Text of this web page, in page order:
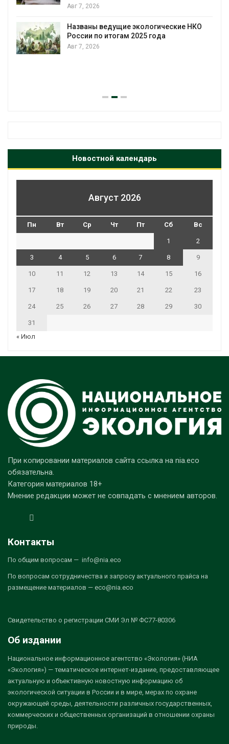
Авг 7, 2026
Названы ведущие экологические НКО
России по итогам 2025 года
Авг 7, 2026
Новостной календарь
Август 2026
Пн Вт Ср Чт Пт Сб Вс
1 2
3 4 5 6 7 8 9
10 11 12 13 14 15 16
17 18 19 20 21 22 23
24 25 26 27 28 29 30
31
« Июл
При копировании материалов сайта ссылка на nia.eco
обязательна.
Категория материалов 18+
Мнение редакции может не совпадать с мнением авторов.
Контакты
По общим вопросам — info@nia.eco
По вопросам сотрудничества и запросу актуального прайса на
размещение материалов — eco@nia.eco
Свидетельство о регистрации СМИ Эл № ФС77-80306
Об издании
Национальное информационное агентство «Экология» (НИА
«Экология») — тематическое интернет-издание, предоставляющее
актуальную и объективную новостную информацию об
экологической ситуации в России и в мире, мерах по охране
окружающей среды, деятельности различных государственных,
коммерческих и общественных организаций в отношении охраны
природы.